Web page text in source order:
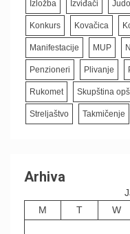
Izložba Izviđači Judo
Konkurs Kovačica
Manifestacije MUP
Penzioneri Plivanje
Rukomet Skupština
Streljaštvo Takmičenje
Arhiva
M
T W